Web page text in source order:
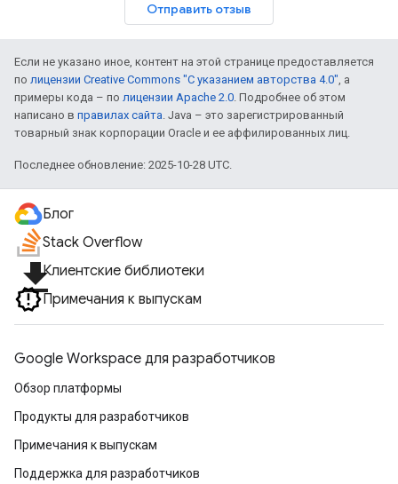
Отправить отзыв
Если не указано иное, контент на этой странице предоставляется
по лицензии Creative Commons "С указанием авторства 4.0", а
примеры кода – по лицензии Apache 2.0. Подробнее об этом
написано в правилах сайта. Java – это зарегистрированный
товарный знак корпорации Oracle и ее аффилированных лиц.
Последнее обновление: 2025-10-28 UTC.
Блог
Stack Overflow
file_downloadКлиентские библиотеки
Примечания к выпускам
Google Workspace для разработчиков
Обзор платформы
Продукты для разработчиков
Примечания к выпускам
Поддержка для разработчиков